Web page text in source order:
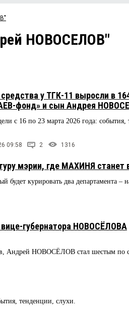
НОВОСЕЛОВ"
у ТГК-11 выросли в
фонд» и сын Андрея
с 16 по 23 марта 2026 года: события,
09:58 2 1316
мэрии, где МАХИНЯ станет
будет курировать два департамента –
губернатора НОВОСЁЛОВА
Андрей НОВОСЁЛОВ стал шестым по
тенденции, слухи.